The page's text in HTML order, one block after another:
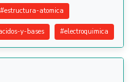
#estructura-atomica
y-bases #electroquimica